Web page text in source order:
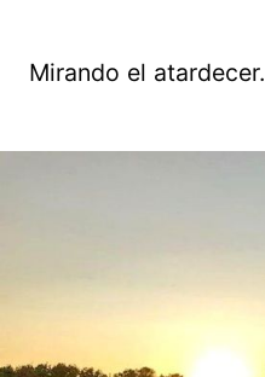
Mirando el atardecer.